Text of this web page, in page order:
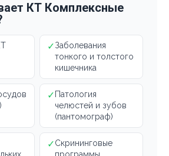
КТ Комплексные
✓Заболевания
тонкого и толстого
кишечника
✓ Патология
челюстей и зубов
(пантомограф)
✓Скрининговые